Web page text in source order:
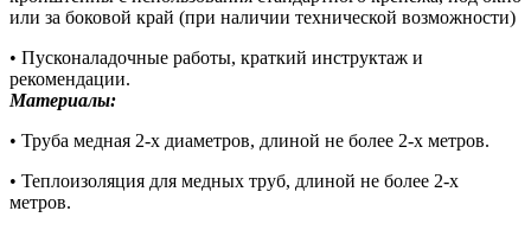
или за боковой край (при наличии технической возможности)
• Пусконаладочные работы, краткий инструктаж и
рекомендации.
Материалы:
• Труба медная 2-х диаметров, длиной не более 2-х метров.
• Теплоизоляция для медных труб, длиной не более 2-х
метров.